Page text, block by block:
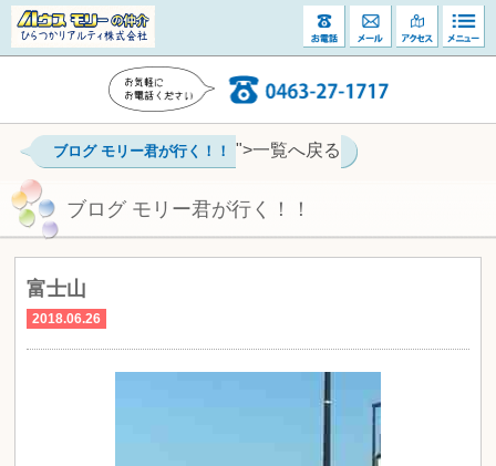
ブログ モリー君が行く！！ ">一覧へ戻る
ブログ モリー君が行く！！
富士山
2018.06.26